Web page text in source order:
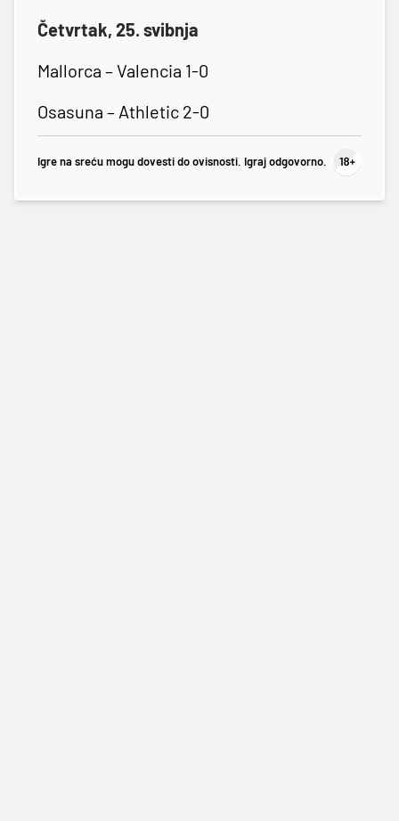
Četvrtak, 25. svibnja
Mallorca – Valencia 1-0
Osasuna – Athletic 2-0
Igre na sreću mogu dovesti do ovisnosti. Igraj odgovorno.